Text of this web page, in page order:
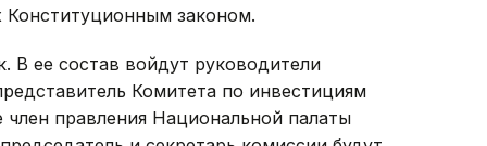
законом.
В ее состав войдут руководители
Комитета по инвестициям
правления Национальной палаты